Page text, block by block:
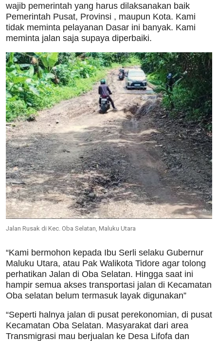
wajib pemerintah yang harus dilaksanakan baik
Pemerintah Pusat, Provinsi , maupun Kota. Kami
tidak meminta pelayanan Dasar ini banyak. Kami
meminta jalan saja supaya diperbaiki.
Jalan Rusak di Kec. Oba Selatan, Maluku Utara
“Kami bermohon kepada Ibu Serli selaku Gubernur
Maluku Utara, atau Pak Walikota Tidore agar tolong
perhatikan Jalan di Oba Selatan. Hingga saat ini
hampir semua akses transportasi jalan di Kecamatan
Oba selatan belum termasuk layak digunakan”
“Seperti halnya jalan di pusat perekonomian, di pusat
Kecamatan Oba Selatan. Masyarakat dari area
Transmigrasi mau berjualan ke Desa Lifofa dan